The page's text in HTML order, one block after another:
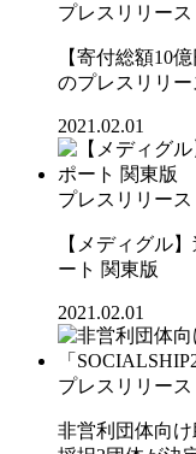
プレスリリース
【寄付総額10
のプレスリリー
2021.02.01
プレスリリース
【メディグル
ート 関東版
2021.02.01
プレスリリース
非営利団体向け